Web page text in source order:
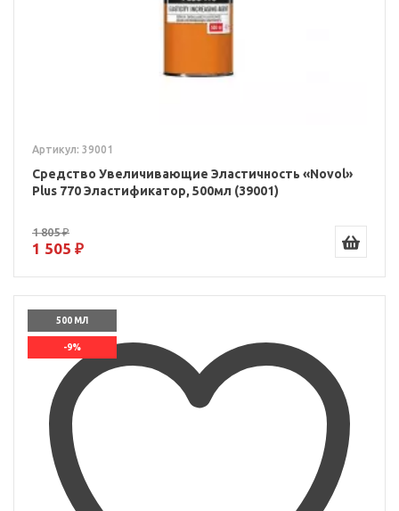
Артикул: 39001
Средство Увеличивающие Эластичность «Novol»
Plus 770 Эластификатор, 500мл (39001)
1 805 ₽
1 505 ₽
500 МЛ
-9%